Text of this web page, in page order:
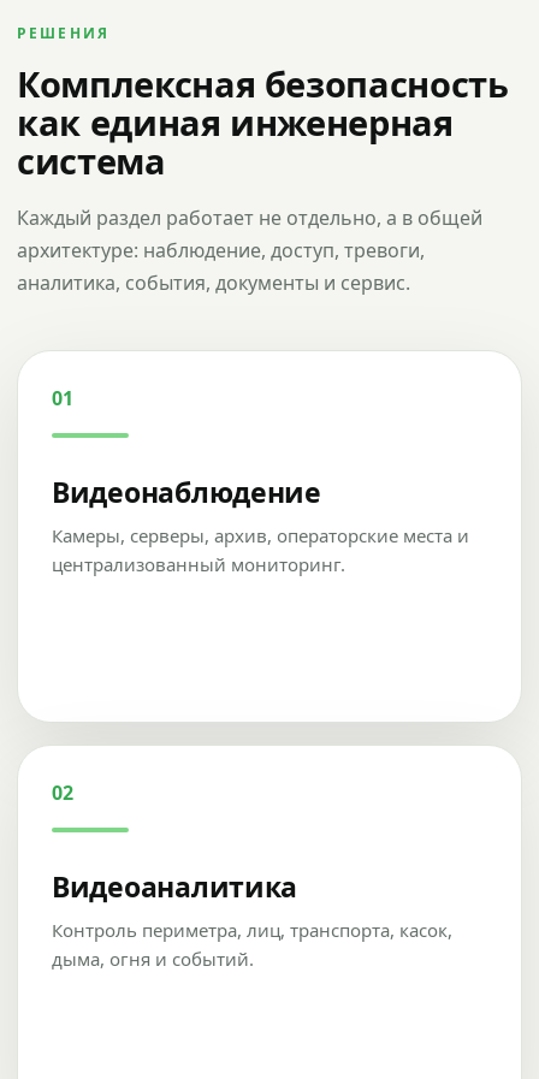
РЕШЕНИЯ
Комплексная безопасность
как единая инженерная
система
Каждый раздел работает не отдельно, а в общей
архитектуре: наблюдение, доступ, тревоги,
аналитика, события, документы и сервис.
01
Видеонаблюдение
Камеры, серверы, архив, операторские места и
централизованный мониторинг.
02
Видеоаналитика
Контроль периметра, лиц, транспорта, касок,
дыма, огня и событий.